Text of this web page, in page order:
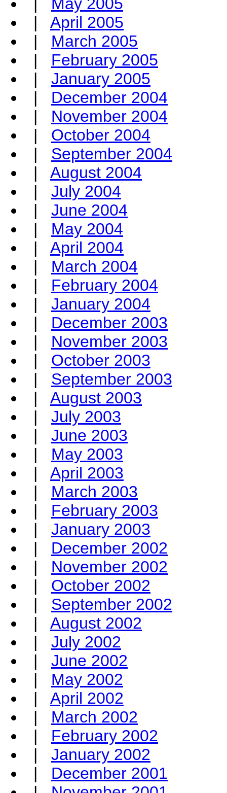
| April 2005
| March 2005
| February 2005
| January 2005
| December 2004
| November 2004
| October 2004
| September 2004
| August 2004
| July 2004
| June 2004
| May 2004
| April 2004
| March 2004
| February 2004
| January 2004
| December 2003
| November 2003
| October 2003
| September 2003
| August 2003
| July 2003
| June 2003
| May 2003
| April 2003
| March 2003
| February 2003
| January 2003
| December 2002
| November 2002
| October 2002
| September 2002
| August 2002
| July 2002
| June 2002
| May 2002
| April 2002
| March 2002
| February 2002
| January 2002
| December 2001